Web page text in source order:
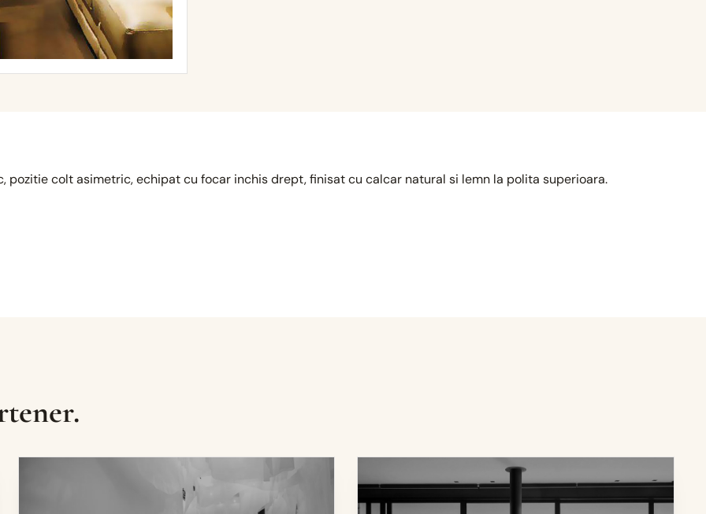
pozitie colt asimetric, echipat cu focar inchis drept, finisat cu calcar natural si lemn la polita superioara.